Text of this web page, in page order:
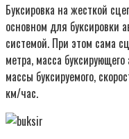
Буксировка на жесткой
основном для буксировки
системой. При этом сама
метра, масса
массы буксируемого,
км/час.